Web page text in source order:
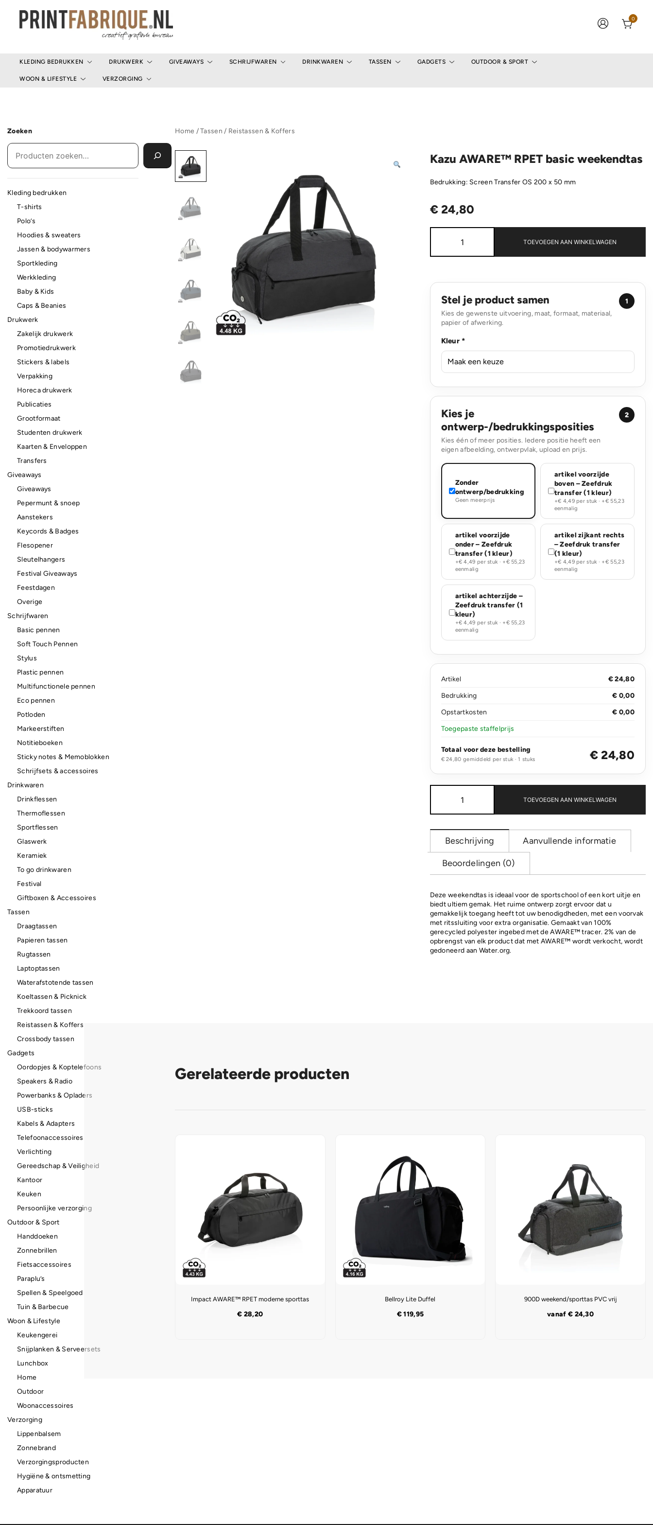
0
KLEDING BEDRUKKEN DRUKWERK GIVEAWAYS SCHRIJFWAREN DRINKWAREN TASSEN GADGETS OUTDOOR & SPORT
WOON & LIFESTYLE VERZORGING
Home /Tassen / Reistassen & Koffers
Kazu AWARE™ RPET basic weekendtas
Bedrukking: Screen Transfer OS 200 x 50 mm
€24,80
AWARE™
TOEVOEGEN AAN WINKELWAGEN
Stel je product samen
Kies de gewenste uitvoering, maat, formaat, materiaal,
papier of afwerking.
1
Kleur *
Kies je
ontwerp-/bedrukkingsposities
Kies één of meer posities. Iedere positie heeft een
eigen afbeelding, ontwerpvlak, upload en prijs.
2
Zonder
ontwerp/bedrukking
Geen meerprijs
artikel voorzijde
boven – Zeefdruk
transfer (1 kleur)
+€ 4,49 per stuk · +€ 55,23
eenmalig
artikel voorzijde
onder – Zeefdruk
transfer (1 kleur)
+€ 4,49 per stuk · +€ 55,23
eenmalig
artikel zijkant rechts
– Zeefdruk transfer
(1 kleur)
+€ 4,49 per stuk · +€ 55,23
eenmalig
artikel achterzijde –
Zeefdruk transfer (1
kleur)
+€ 4,49 per stuk · +€ 55,23
eenmalig
Artikel
€ 24,80
Bedrukking
€ 0,00
Opstartkosten
€ 0,00
Toegepaste staffelprijs
Totaal voor deze bestelling
€ 24,80 gemiddeld per stuk · 1 stuks € 24,80
AWARE™
aantal
TOEVOEGEN AAN WINKELWAGEN
Beschrijving Aanvullende informatie
Beoordelingen (0)
Deze weekendtas is ideaal voor de sportschool of een kort uitje en
biedt ultiem gemak. Het ruime ontwerp zorgt ervoor dat u
gemakkelijk toegang heeft tot uw benodigdheden, met een voorvak
met ritssluiting voor extra organisatie. Gemaakt van 100%
gerecycled polyester ingebed met de AWARE™ tracer. 2% van de
opbrengst van elk product dat met AWARE™ wordt verkocht, wordt
gedoneerd aan Water.org.
Gerelateerde producten
Impact AWARE™ RPET moderne sporttas
€ 28,20
Bellroy Lite Duffel
€119,95
900D weekend/sporttas PVC vrij
vanaf € 24,30
Zoeken
Kleding bedrukken
T-shirts
Polo’s
Hoodies & sweaters
Jassen & bodywarmers
Sportkleding
Werkkleding
Baby & Kids
Caps & Beanies
Drukwerk
Zakelijk drukwerk
Promotiedrukwerk
Stickers & labels
Verpakking
Horeca drukwerk
Publicaties
Grootformaat
Studenten drukwerk
Kaarten & Enveloppen
Transfers
Giveaways
Giveaways
Pepermunt & snoep
Aanstekers
Keycords & Badges
Flesopener
Sleutelhangers
Festival Giveaways
Feestdagen
Overige
Schrijfwaren
Basic pennen
Soft Touch Pennen
Stylus
Plastic pennen
Multifunctionele pennen
Eco pennen
Potloden
Markeerstiften
Notitieboeken
Sticky notes & Memoblokken
Schrijfsets & accessoires
Drinkwaren
Drinkflessen
Thermoflessen
Sportflessen
Glaswerk
Keramiek
To go drinkwaren
Festival
Giftboxen & Accessoires
Tassen
Draagtassen
Papieren tassen
Rugtassen
Laptoptassen
Waterafstotende tassen
Koeltassen & Picknick
Trekkoord tassen
Reistassen & Koffers
Crossbody tassen
Gadgets
Oordopjes & Koptelefoons
Speakers & Radio
Powerbanks & Opladers
USB-sticks
Kabels & Adapters
Telefoonaccessoires
Verlichting
Gereedschap & Veiligheid
Kantoor
Keuken
Persoonlijke verzorging
Outdoor & Sport
Handdoeken
Zonnebrillen
Fietsaccessoires
Paraplu’s
Spellen & Speelgoed
Tuin & Barbecue
Woon & Lifestyle
Keukengerei
Snijplanken & Serveersets
Lunchbox
Home
Outdoor
Woonaccessoires
Verzorging
Lippenbalsem
Zonnebrand
Verzorgingsproducten
Hygiëne & ontsmetting
Apparatuur